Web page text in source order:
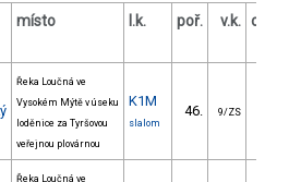
místo l.k. poř. v.k.
Řeka Loučná ve
Vysokém Mýtě v úseku
loděnice za Tyršovou
veřejnou plovárnou
K1M
slalom
46. 9/ZS
Řeka Loučná ve